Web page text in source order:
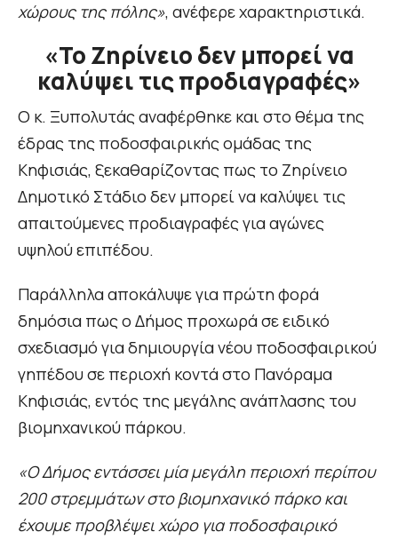
χώρους της πόλης», ανέφερε χαρακτηριστικά.
«Το Ζηρίνειο δεν μπορεί να
καλύψει τις προδιαγραφές»
Ο κ. Ξυπολυτάς αναφέρθηκε και στο θέμα της
έδρας της ποδοσφαιρικής ομάδας της
Κηφισιάς, ξεκαθαρίζοντας πως το Ζηρίνειο
Δημοτικό Στάδιο δεν μπορεί να καλύψει τις
απαιτούμενες προδιαγραφές για αγώνες
υψηλού επιπέδου.
Παράλληλα αποκάλυψε για πρώτη φορά
δημόσια πως ο Δήμος προχωρά σε ειδικό
σχεδιασμό για δημιουργία νέου ποδοσφαιρικού
γηπέδου σε περιοχή κοντά στο Πανόραμα
Κηφισιάς, εντός της μεγάλης ανάπλασης του
βιομηχανικού πάρκου.
«Ο Δήμος εντάσσει μία μεγάλη περιοχή περίπου
200 στρεμμάτων στο βιομηχανικό πάρκο και
έχουμε προβλέψει χώρο για ποδοσφαιρικό